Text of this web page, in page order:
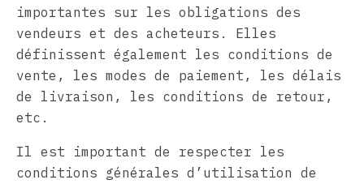
importantes sur les obligations des
vendeurs et des acheteurs. Elles
définissent également les conditions de
vente, les modes de paiement, les délais
de livraison, les conditions de retour,
etc.
Il est important de respecter les
conditions générales d’utilisation de